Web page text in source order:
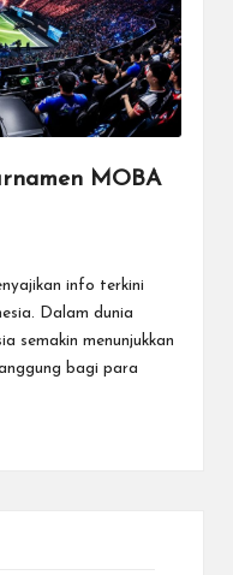
MOBA
info terkini
Dalam dunia
semakin menunjukkan
bagi para